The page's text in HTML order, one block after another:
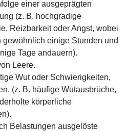
einer ausgeprägten
(z. B. hochgradige
Reizbarkeit oder Angst, wobei
gewöhnlich einige Stunden und
Tage andauern).
Leere.
Wut oder Schwierigkeiten,
(z. B. häufige Wutausbrüche,
körperliche
Belastungen ausgelöste